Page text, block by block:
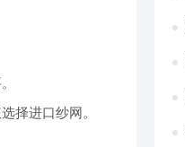
择进口纱网。